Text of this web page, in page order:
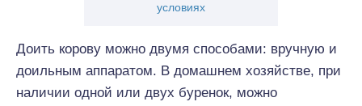
условиях
Доить корову можно двумя способами: вручную и
доильным аппаратом. В домашнем хозяйстве, при
наличии одной или двух буренок, можно